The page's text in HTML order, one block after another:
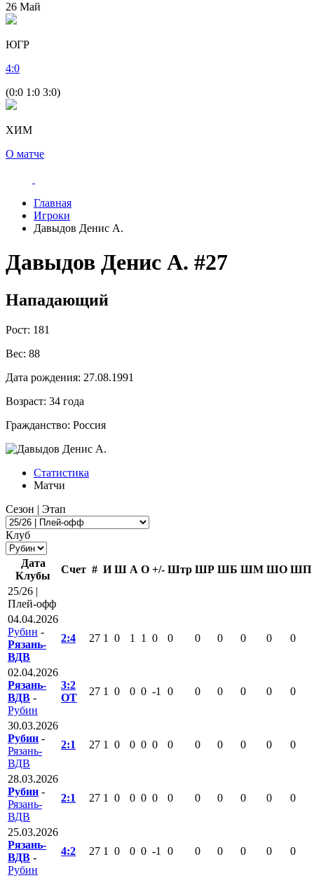
26 Май
ЮГР
4:0
(0:0 1:0 3:0)
ХИМ
О матче
Главная
Игроки
Давыдов Денис А.
Давыдов Денис А. #27
Нападающий
Рост: 181
Вес: 88
Дата рождения: 27.08.1991
Возраст: 34 года
Гражданство: Россия
Статистика
Матчи
Сезон | Этап
Клуб
Дата
Клубы
Счет # И Ш А О +/- Штр ШР ШБ ШМ ШО ШП
25/26 |
Плей-офф
04.04.2026
Рубин -
Рязань-
ВДВ
2:4 27 1 0 1 1 0 0 0 0 0 0 0
02.04.2026
Рязань-
ВДВ -
Рубин
3:2
ОТ
27 1 0 0 0 -1 0 0 0 0 0 0
30.03.2026
Рубин -
Рязань-
ВДВ
2:1 27 1 0 0 0 0 0 0 0 0 0 0
28.03.2026
Рубин -
Рязань-
ВДВ
2:1 27 1 0 0 0 0 0 0 0 0 0 0
25.03.2026
Рязань-
ВДВ -
Рубин
4:2 27 1 0 0 0 -1 0 0 0 0 0 0